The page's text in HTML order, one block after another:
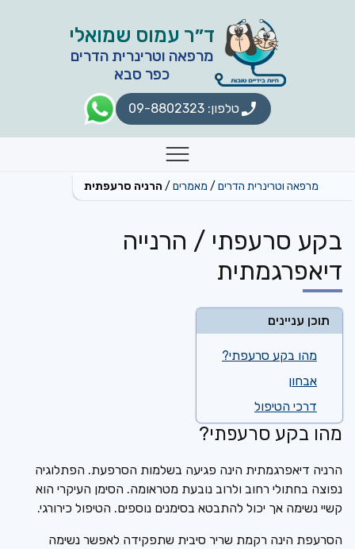
ד״ר עמוס שמואלי
מרפאה וטרינרית הדרים
כפר סבא
טלפון: 09-8802323
תפריט
מרפאה וטרינרית הדרים מאמרים הרניה סרעפתית
בקע סרעפתי / הרנייה
דיאפרגמתית
תוכן עניינים
מהו בקע סרעפתי?
אבחון
דרכי הטיפול
מהו בקע סרעפתי?
הרניה דיאפרגמתית הינה פגיעה בשלמות הסרפעת. הפתלוגיה
נפוצה בחתולי רחוב ולרוב נובעת מטראומה. הסימן העיקרי הוא
קשיי נשימה אך יכול להתבטא בסימנים נוספים. הטיפול כירורגי.
הסרעפת הינה רקמת שריר סיבית שתפקידה לאפשר נשימה